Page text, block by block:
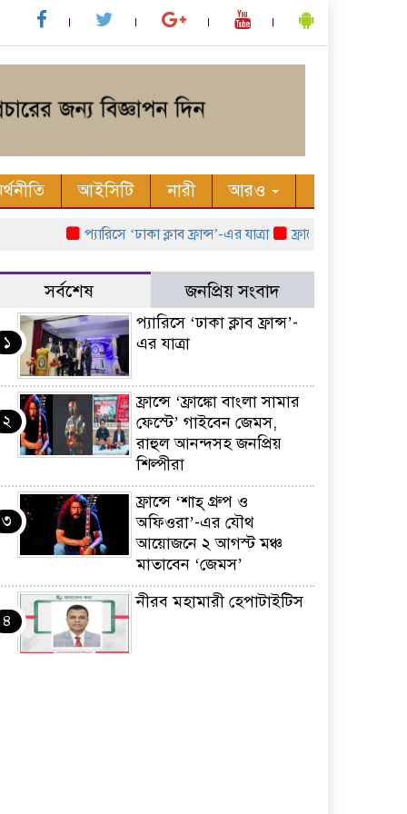
আইসিটি নারী আরও
প্যারিসে ‘ঢাকা ক্লাব ফ্রান্স’-এর যাত্রা ফ্রান্সে ‘ফ্রাঙ্কো বাংলা
সর্বশেষ জনপ্রিয় সংবাদ
১
প্যারিসে ‘ঢাকা ক্লাব ফ্রান্স’-
এর যাত্রা
২
ফ্রান্সে ‘ফ্রাঙ্কো বাংলা সামার
ফেস্টে’ গাইবেন জেমস,
রাহুল আনন্দসহ জনপ্রিয়
শিল্পীরা
৩
ফ্রান্সে ‘শাহ্ গ্রুপ ও
অফিওরা’-এর যৌথ
আয়োজনে ২ আগস্ট মঞ্চ
মাতাবেন ‘জেমস’
৪
নীরব মহামারী হেপাটাইটিস